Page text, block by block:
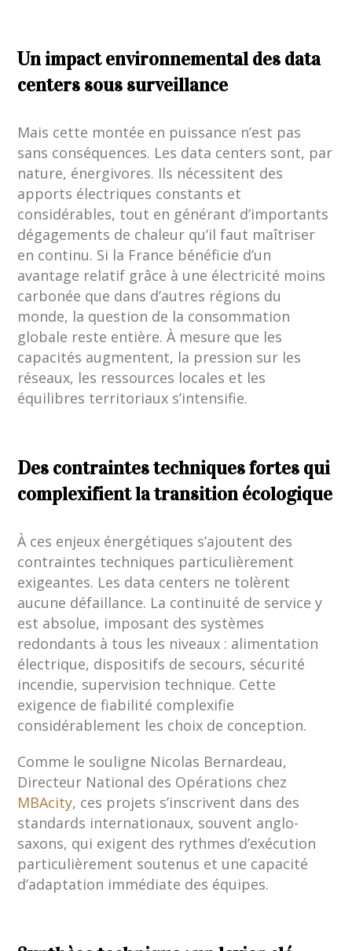
Un impact environnemental des data
centers sous surveillance
Mais cette montée en puissance n’est pas
sans conséquences. Les data centers sont, par
nature, énergivores. Ils nécessitent des
apports électriques constants et
considérables, tout en générant d’importants
dégagements de chaleur qu’il faut maîtriser
en continu. Si la France bénéficie d’un
avantage relatif grâce à une électricité moins
carbonée que dans d’autres régions du
monde, la question de la consommation
globale reste entière. À mesure que les
capacités augmentent, la pression sur les
réseaux, les ressources locales et les
équilibres territoriaux s’intensifie.
Des contraintes techniques fortes qui
complexifient la transition écologique
À ces enjeux énergétiques s’ajoutent des
contraintes techniques particulièrement
exigeantes. Les data centers ne tolèrent
aucune défaillance. La continuité de service y
est absolue, imposant des systèmes
redondants à tous les niveaux : alimentation
électrique, dispositifs de secours, sécurité
incendie, supervision technique. Cette
exigence de fiabilité complexifie
considérablement les choix de conception.
Comme le souligne Nicolas Bernardeau,
Directeur National des Opérations chez
MBAcity, ces projets s’inscrivent dans des
standards internationaux, souvent anglo-
saxons, qui exigent des rythmes d’exécution
particulièrement soutenus et une capacité
d’adaptation immédiate des équipes.